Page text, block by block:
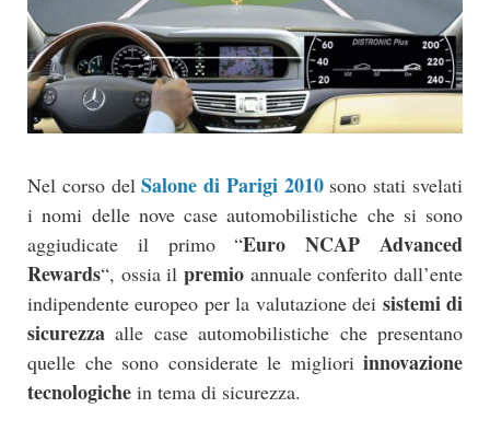
Nel corso delSalone di Parigi 2010sono stati svelati
i nomi delle nove case automobilistiche che si sono
aggiudicate il primo “Euro NCAP Advanced
Rewards“, ossia il premio annuale conferito dall’ente
indipendente europeo per la valutazione dei sistemi di
sicurezza alle case automobilistiche che presentano
quelle che sono considerate le migliori innovazione
tecnologiche in tema di sicurezza.